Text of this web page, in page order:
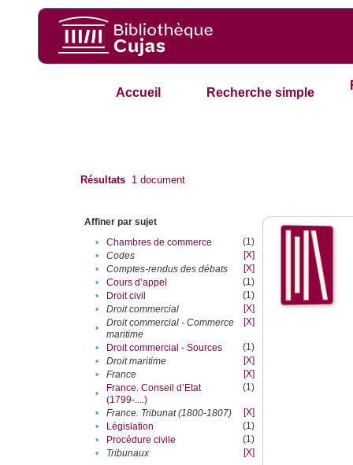
Accueil Recherche simple
Résultats 1 document
Affiner par sujet
•
Chambres de commerce
(1)
•
Codes
[X]
•
Comptes-rendus des débats
[X]
•
Cours d’appel
(1)
•
Droit civil
(1)
•
Droit commercial
[X]
•
Droit commercial - Commerce
maritime
[X]
• Droit commercial - Sources
(1)
•
Droit maritime
[X]
•
France
[X]
•
France. Conseil d’Etat
(1799-....)
(1)
• France. Tribunat (1800-1807)
[X]
•
Législation
(1)
•
Procédure civile
(1)
•
Tribunaux
[X]